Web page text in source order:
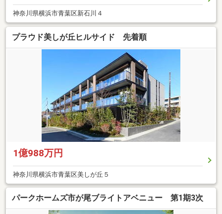
神奈川県横浜市青葉区新石川４
プラウド美しが丘ヒルサイド 先着順
1億988万円
神奈川県横浜市青葉区美しが丘５
パークホームズ市が尾ブライトアベニュー 第1期3次